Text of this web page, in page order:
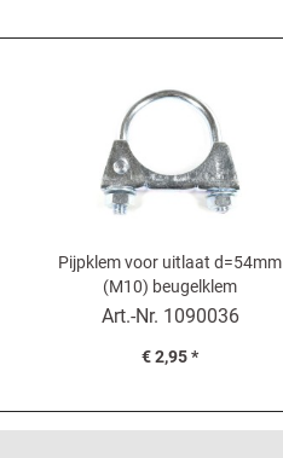
Pijpklem voor uitlaat d=54mm
(M10) beugelklem
Art.-Nr. 1090036
€ 2,95 *